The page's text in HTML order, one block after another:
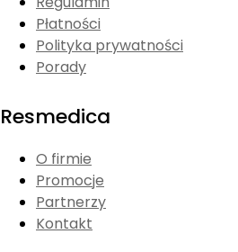
Płatności
Polityka prywatności
Porady
Resmedica
O firmie
Promocje
Partnerzy
Kontakt